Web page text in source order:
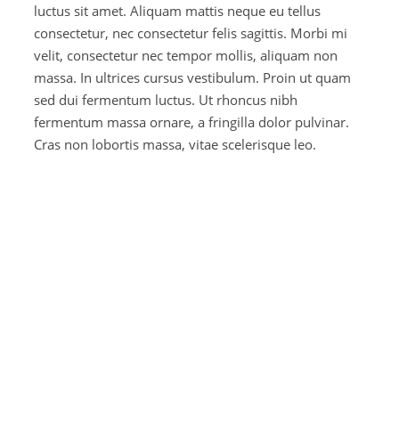
luctus sit amet. Aliquam mattis neque eu tellus
consectetur, nec consectetur felis sagittis. Morbi mi
velit, consectetur nec tempor mollis, aliquam non
massa. In ultrices cursus vestibulum. Proin ut quam
sed dui fermentum luctus. Ut rhoncus nibh
fermentum massa ornare, a fringilla dolor pulvinar.
Cras non lobortis massa, vitae scelerisque leo.